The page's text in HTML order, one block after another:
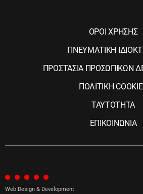
ΟΡΟΙ ΧΡΗΣΗΣ
ΠΝΕΥΜΑΤΙΚΗ
ΠΡΟΣΤΑΣΙΑ ΠΡΟΣΩΠΙΚΩΝ
ΠΟΛΙΤΙΚΗ
ΤΑΥΤΟΤΗΤΑ
ΕΠΙΚΟΙΝΩΝΙΑ
Web Design & Development